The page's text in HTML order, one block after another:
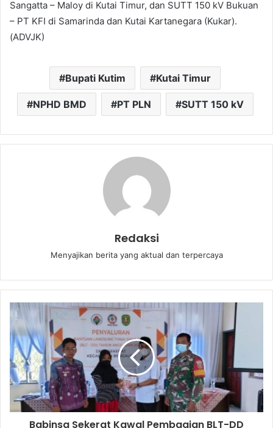
Sangatta – Maloy di Kutai Timur, dan SUTT 150 kV Bukuan
– PT KFI di Samarinda dan Kutai Kartanegara (Kukar).
(ADVJK)
Bupati Kutim Kutai Timur
NPHD BMD PT PLN SUTT 150 kV
Redaksi
Menyajikan berita yang aktual dan terpercaya
Babinsa Sekerat Kawal Pembagian BLT-DD